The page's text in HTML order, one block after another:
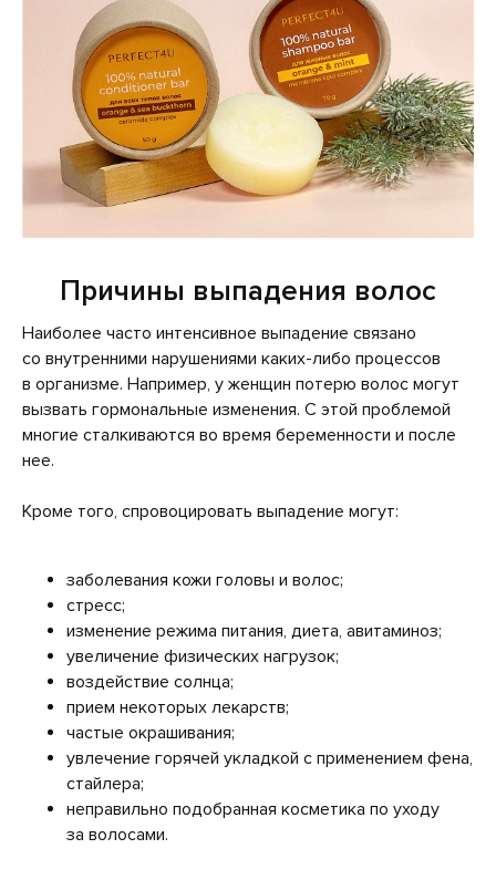
Причины выпадения волос
Наиболее часто интенсивное выпадение связано
со внутренними нарушениями каких-либо процессов
в организме. Например, у женщин потерю волос могут
вызвать гормональные изменения. С этой проблемой
многие сталкиваются во время беременности и после
нее.
Кроме того, спровоцировать выпадение могут:
заболевания кожи головы и волос;
стресс;
изменение режима питания, диета, авитаминоз;
увеличение физических нагрузок;
воздействие солнца;
прием некоторых лекарств;
частые окрашивания;
увлечение горячей укладкой с применением фена,
стайлера;
неправильно подобранная косметика по уходу
за волосами.